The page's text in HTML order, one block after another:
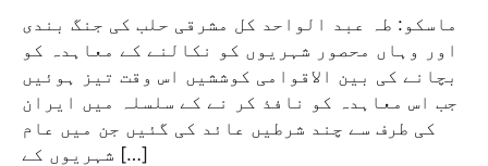
ماسکو: طہ عبد الواحد کل مشرقی حلب کی جنگ بندی
اور وہاں محصور شہریوں کو نکالنے کے معاہدہ کو
بچانے کی بین الاقوامی کوششیں اس وقت تیز ہوئیں
جب اس معاہدہ کو نافذ کر نے کے سلسلہ میں ایران
کی طرف سے چند شرطیں عائد کی گئیں جن میں عام
شہریوں کے […]